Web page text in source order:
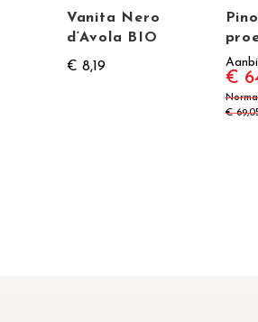
Vanita Nero
d‘Avola BIO
€ 8,19
€
€